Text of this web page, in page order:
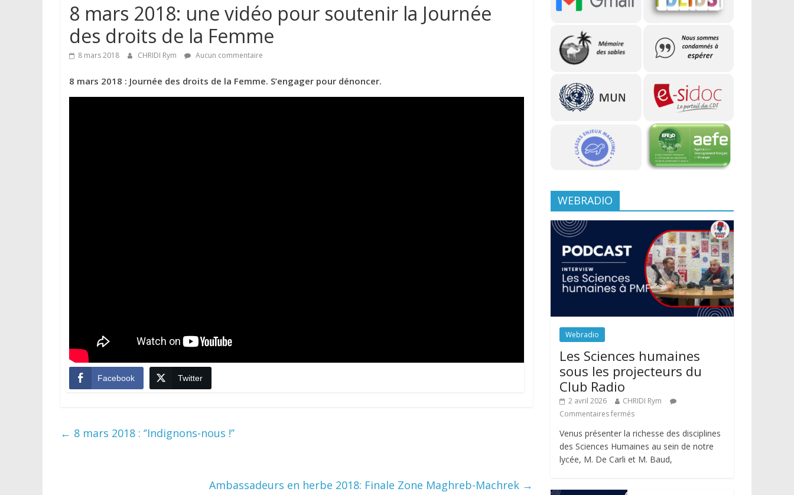
8 mars 2018: une vidéo pour soutenir la Journée
des droits de la Femme
8 mars 2018 CHRIDI Rym Aucun commentaire
8 mars 2018 : Journée des droits de la Femme. S’engager pour dénoncer.
Facebook Twitter
← 8 mars 2018 : ‘’Indignons-nous !’’
Ambassadeurs en herbe 2018: Finale Zone Maghreb-Machrek →
WEBRADIO
Webradio
Les Sciences humaines
sous les projecteurs du
Club Radio
2 avril 2026
CHRIDI Rym
Commentaires fermés
Venus présenter la richesse des disciplines
des Sciences Humaines au sein de notre
lycée, M. De Carli et M. Baud,